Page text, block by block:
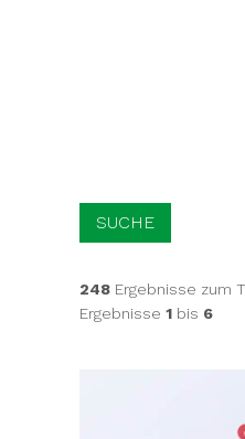
SUCHE
248 Ergebnisse zum
Ergebnisse 1 bis 6